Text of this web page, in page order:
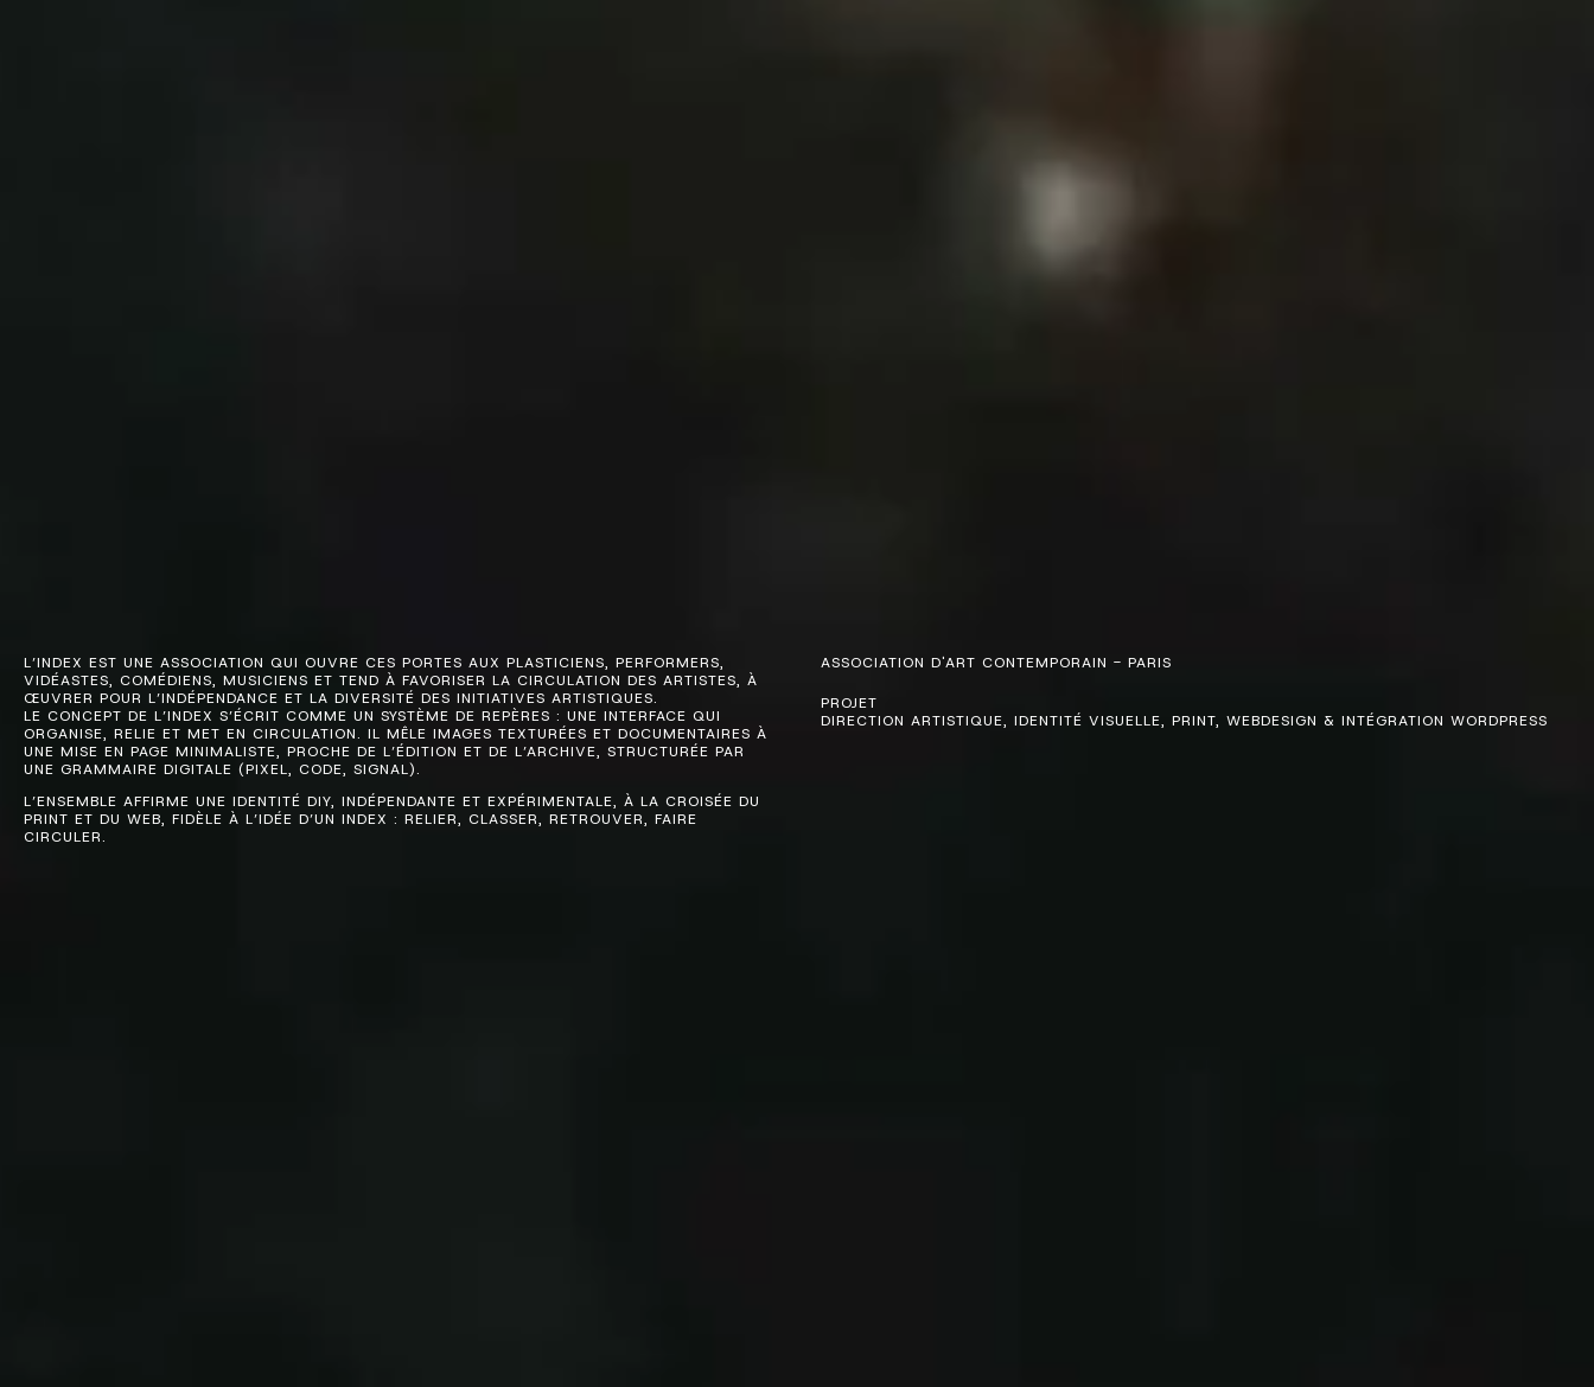
L’INDEX EST UNE ASSOCIATION QUI OUVRE CES PORTES AUX PLASTICIENS, PERFORMERS,
VIDÉASTES, COMÉDIENS, MUSICIENS ET TEND À FAVORISER LA CIRCULATION DES ARTISTES, À
ŒUVRER POUR L’INDÉPENDANCE ET LA DIVERSITÉ DES INITIATIVES ARTISTIQUES.
LE CONCEPT DE L’INDEX S’ÉCRIT COMME UN SYSTÈME DE REPÈRES : UNE INTERFACE QUI
ORGANISE, RELIE ET MET EN CIRCULATION. IL MÊLE IMAGES TEXTURÉES ET DOCUMENTAIRES À
UNE MISE EN PAGE MINIMALISTE, PROCHE DE L’ÉDITION ET DE L’ARCHIVE, STRUCTURÉE PAR
UNE GRAMMAIRE DIGITALE (PIXEL, CODE, SIGNAL).
L’ENSEMBLE AFFIRME UNE IDENTITÉ DIY, INDÉPENDANTE ET EXPÉRIMENTALE, À LA CROISÉE DU
PRINT ET DU WEB, FIDÈLE À L’IDÉE D’UN INDEX : RELIER, CLASSER, RETROUVER, FAIRE
CIRCULER.
ASSOCIATION D'ART CONTEMPORAIN - PARIS
PROJET
DIRECTION ARTISTIQUE, IDENTITÉ VISUELLE, PRINT, WEBDESIGN & INTÉGRATION WORDPRESS